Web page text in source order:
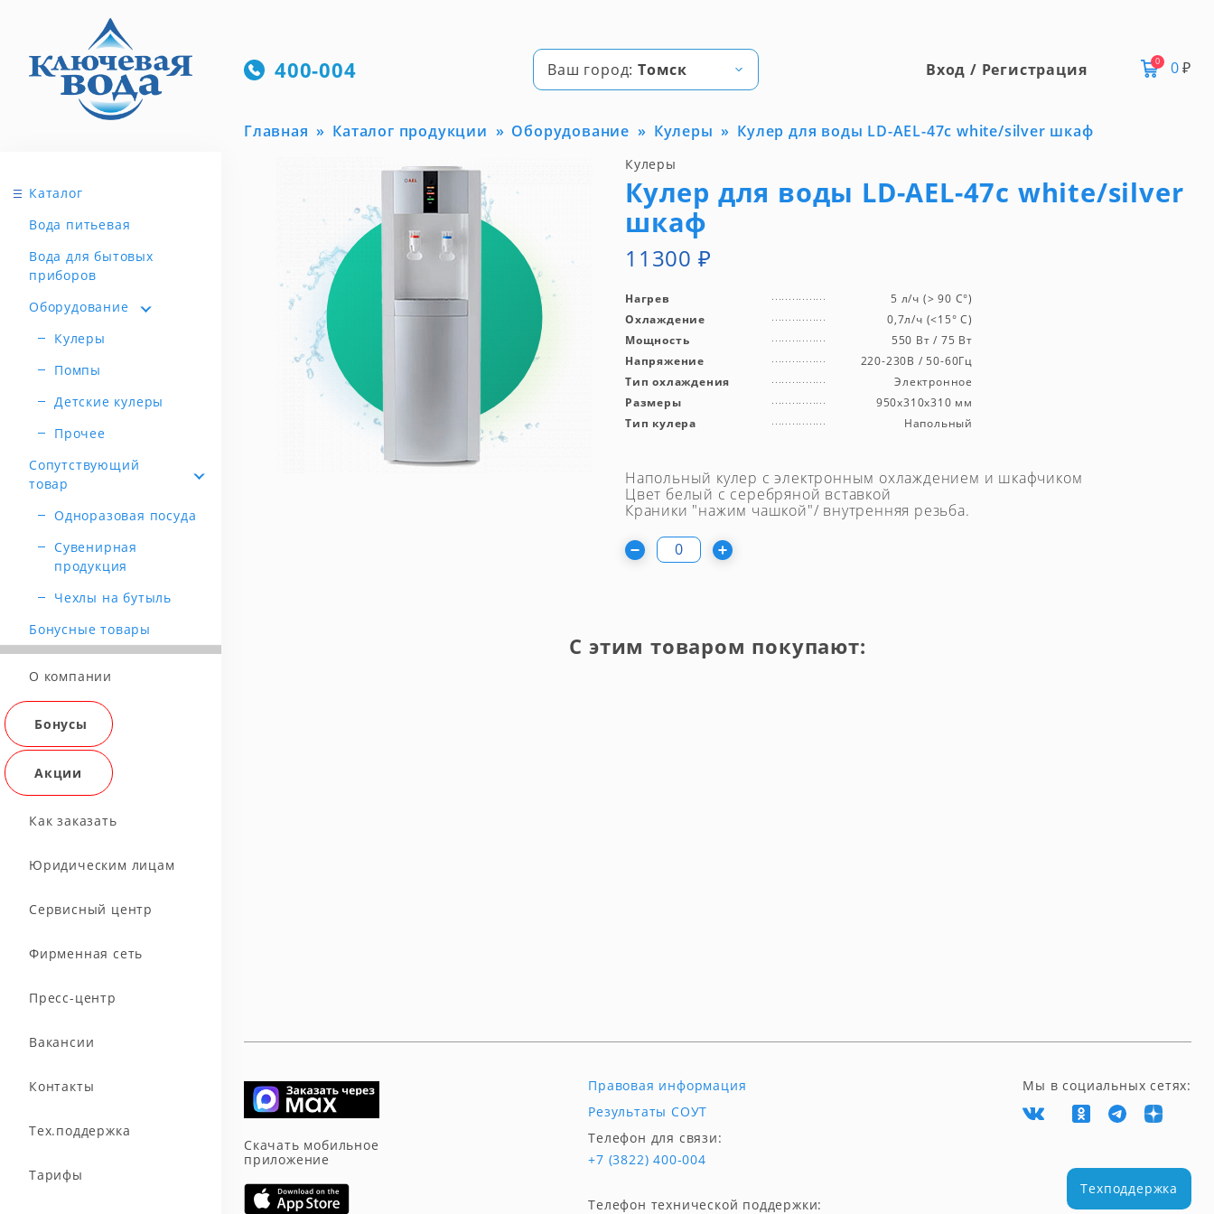
Каталог
Вода питьевая
Вода для бытовых
приборов
Оборудование
Кулеры
Помпы
Детские кулеры
Прочее
Сопутствующий
товар
Одноразовая посуда
Сувенирная
продукция
Чехлы на бутыль
Бонусные товары
О компании
Бонусы
Акции
Как заказать
Юридическим лицам
Сервисный центр
Фирменная сеть
Пресс-центр
Вакансии
Контакты
Тех.поддержка
Тарифы
400-004 Ваш город:Томск Вход / Регистрация 0 0₽
Главная Каталог продукции Оборудование Кулеры Кулер для воды LD-AEL-47c white/silver шкаф
Кулеры
Кулер для воды LD-AEL-47c white/silver
шкаф
11300 ₽
Нагрев
5 л/ч (> 90 C°)
Охлаждение
0,7л/ч (<15° С)
Мощность
550 Вт / 75 Вт
Напряжение
220-230В / 50-60Гц
Тип охлаждения
Электронное
Размеры
950x310x310 мм
Тип кулера
Напольный
Напольный кулер с электронным охлаждением и шкафчиком
Цвет белый с серебряной вставкой
Краники "нажим чашкой"/ внутренняя резьба.
С этим товаром покупают:
Скачать мобильное
приложение
Правовая информация
Результаты СОУТ
Телефон для связи:
+7 (3822) 400-004
Телефон технической поддержки:
Мы в социальных сетях:
Техподдержка